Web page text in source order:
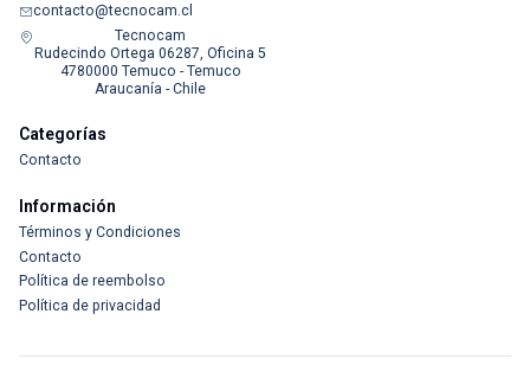
contacto@tecnocam.cl
Tecnocam
Rudecindo Ortega 06287, Oficina 5
4780000 Temuco - Temuco
Araucanía - Chile
Categorías
Contacto
Información
Términos y Condiciones
Contacto
Política de reembolso
Política de privacidad